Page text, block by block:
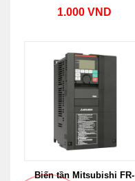
1.000 VND
Biến tần Mitsubishi FR-